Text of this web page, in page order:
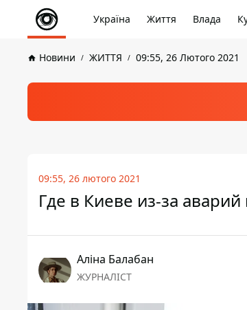
Україна Життя Влада
Новини ЖИТТЯ 09:55, 26 Лютого 2021
09:55, 26 лютого 2021
Где в Киеве из-за
Аліна Балабан
ЖУРНАЛІСТ